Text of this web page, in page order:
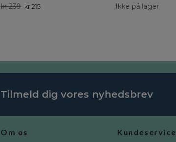
kr 239 kr 215 Ikke på lager
Tilmeld dig vores nyhedsbrev
Om os Kundeservice